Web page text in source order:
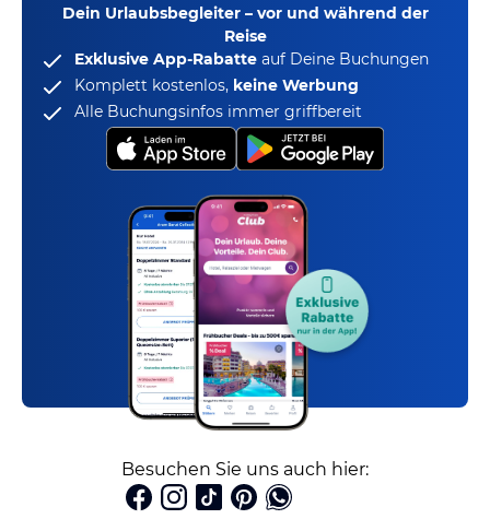
Dein Urlaubsbegleiter – vor und während der
Reise
Exklusive App-Rabatte auf Deine Buchungen
Komplett kostenlos, keine Werbung
Alle Buchungsinfos immer griffbereit
Besuchen Sie uns auch hier: